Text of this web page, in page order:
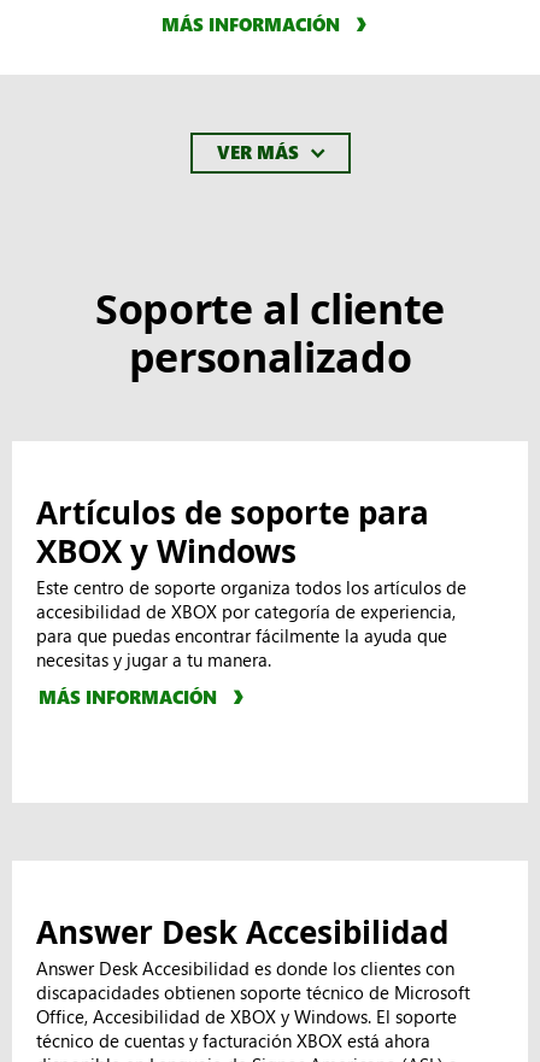
MÁS INFORMACIÓN
VER MÁS
Soporte al cliente
personalizado
Artículos de soporte para
XBOX y Windows
Este centro de soporte organiza todos los artículos de
accesibilidad de XBOX por categoría de experiencia,
para que puedas encontrar fácilmente la ayuda que
necesitas y jugar a tu manera.
MÁS INFORMACIÓN
Answer Desk Accesibilidad
Answer Desk Accesibilidad es donde los clientes con
discapacidades obtienen soporte técnico de Microsoft
Office, Accesibilidad de XBOX y Windows. El soporte
técnico de cuentas y facturación XBOX está ahora